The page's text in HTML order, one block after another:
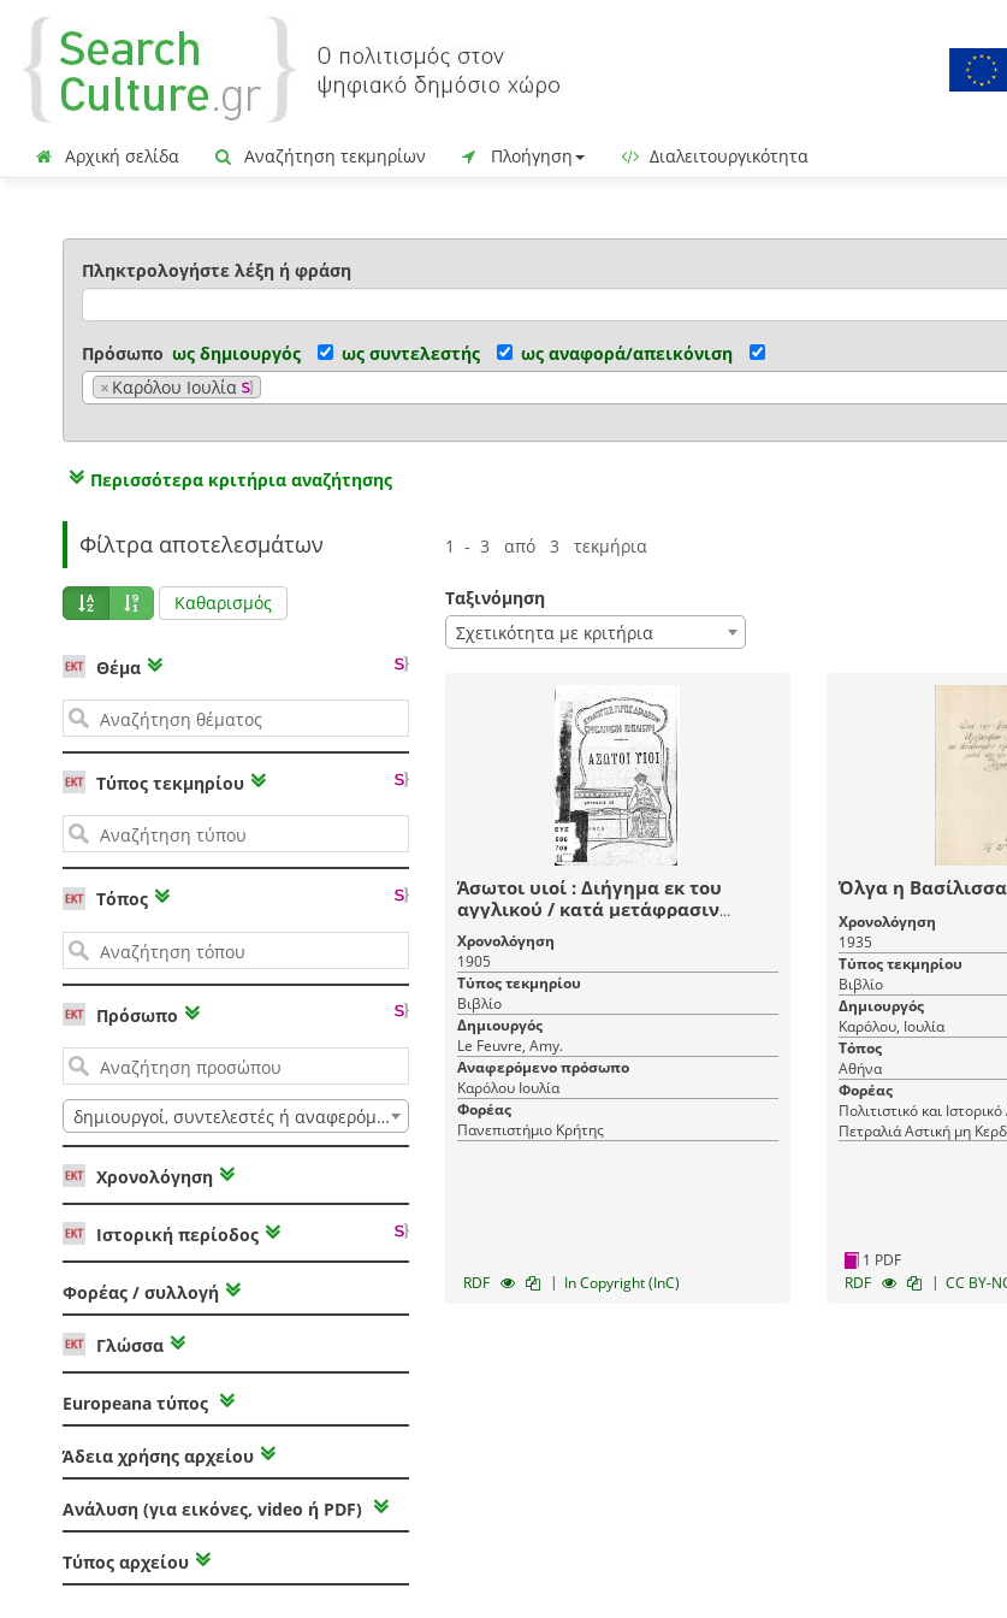
Αρχική σελίδα Αναζήτηση τεκμηρίων Πλοήγηση Διαλειτουργικότητα
Πληκτρολογήστε λέξη ή φράση
Πρόσωπο ως δημιουργός ως συντελεστής
ως αναφορά/απεικόνιση
× Καρόλου Ιουλία
Περισσότερα κριτήρια αναζήτησης
Φίλτρα αποτελεσμάτων
Καθαρισμός
Θέμα
Τύπος τεκμηρίου
Τόπος
Πρόσωπο
δημιουργοί, συντελεστές ή αναφερόμενοι
Χρονολόγηση
Ιστορική περίοδος
Φορέας / συλλογή
Γλώσσα
Europeana τύπος
Άδεια χρήσης αρχείου
Ανάλυση (για εικόνες, video ή PDF)
Τύπος αρχείου
1 - 3 από 3 τεκμήρια
Ταξινόμηση
Σχετικότητα με κριτήρια
Άσωτοι υιοί : Διήγημα εκ του
αγγλικού / κατά μετάφρασιν
Ιουλίας Ν. Καρόλου.
Χρονολόγηση
1905
Τύπος τεκμηρίου
Βιβλίο
Δημιουργός
Le Feuvre, Amy.
Αναφερόμενο πρόσωπο
Καρόλου Ιουλία
Φορέας
Πανεπιστήμιο Κρήτης
RDF | In Copyright (InC)
Όλγα η
Χρονολόγηση
1935
Τύπος τεκμηρίου
Βιβλίο
Δημιουργός
Καρόλου, Ιουλία
Τόπος
Αθήνα
Φορέας
Πολιτιστικό και
Πετραλιά Αστική μη
1 PDF
RDF
| CC BY-